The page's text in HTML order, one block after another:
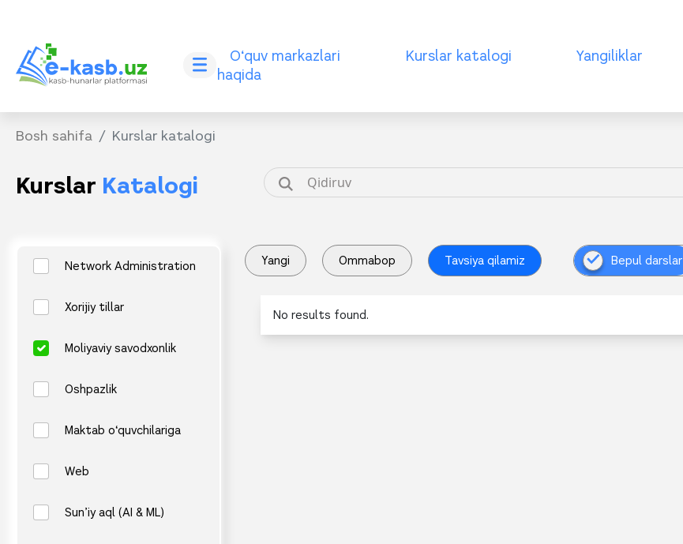
O‘quv markazlari Kurslar katalogi Yangiliklar
haqida
Bosh sahifa Kurslar katalogi
Kurslar Katalogi
Network Administration
Xorijiy tillar
Moliyaviy savodxonlik
Oshpazlik
Maktab o‘quvchilariga
Web
Sun’iy aql (AI & ML)
Yangi Ommabop Tavsiya qilamiz Bepul darslar
No results found.